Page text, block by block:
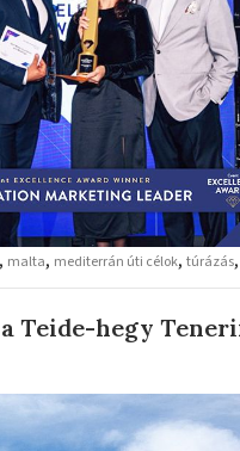
, malta, mediterrán úti célok, túrázás,
Teide-hegy